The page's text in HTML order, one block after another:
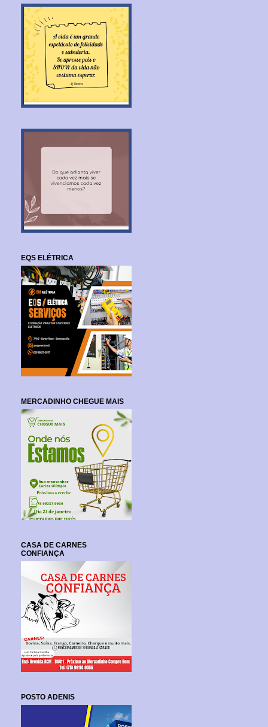
EQS ELÉTRICA
MERCADINHO CHEGUE MAIS
CASA DE CARNES
CONFIANÇA
POSTO ADENIS